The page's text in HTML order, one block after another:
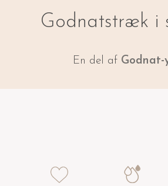
Godnatstræk i
En del af Godnat-